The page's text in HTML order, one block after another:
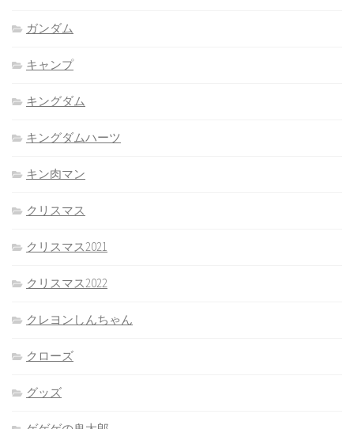
ガンダム
キャンプ
キングダム
キングダムハーツ
キン肉マン
クリスマス
クリスマス2021
クリスマス2022
クレヨンしんちゃん
クローズ
グッズ